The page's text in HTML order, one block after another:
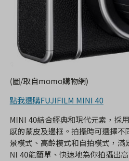
(圖/取自momo購物網)
點我選購FUJIFILM MINI 40
MINI 40結合經典和現代元素，採
感的蒙皮及邊框。拍攝時可選擇不
景模式、高齡模式和自拍模式，滿
NI 40能簡單、快速地為你拍攝出